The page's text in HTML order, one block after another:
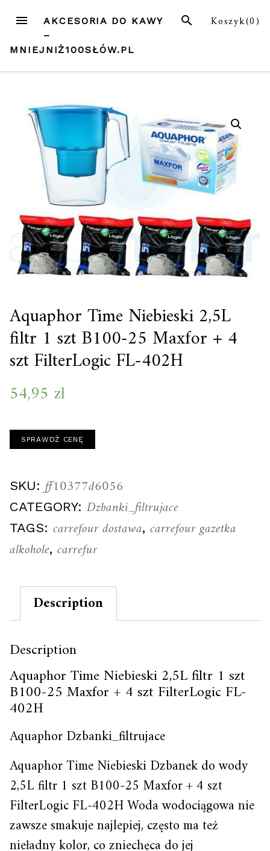
treści
MENU Koszyk(0)
SZUKAJ
AKCESORIA DO KAWY
–
MNIEJNIŻ100SŁÓW.PL
Aquaphor Time Niebieski 2,5L
filtr 1 szt B100-25 Maxfor + 4
szt FilterLogic FL-402H
54,95 zł
SPRAWDŹ CENĘ
SKU: ff10377d6056
CATEGORY: Dzbanki_filtrujace
TAGS: carrefour dostawa, carrefour gazetka
alkohole, carrefur
Description
Description
Aquaphor Time Niebieski 2,5L filtr 1 szt
B100-25 Maxfor + 4 szt FilterLogic FL-
402H
Aquaphor Dzbanki_filtrujace
Aquaphor Time Niebieski Dzbanek do wody
2,5L filtr 1 szt B100-25 Maxfor + 4 szt
FilterLogic FL-402H Woda wodociągowa nie
zawsze smakuje najlepiej, często ma też
nieładny kolor, co zniechęca do jej